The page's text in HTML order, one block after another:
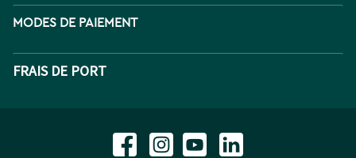
MODES DE PAIEMENT
FRAIS DE PORT